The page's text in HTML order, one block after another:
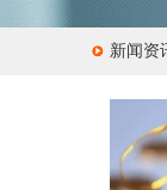
新闻资